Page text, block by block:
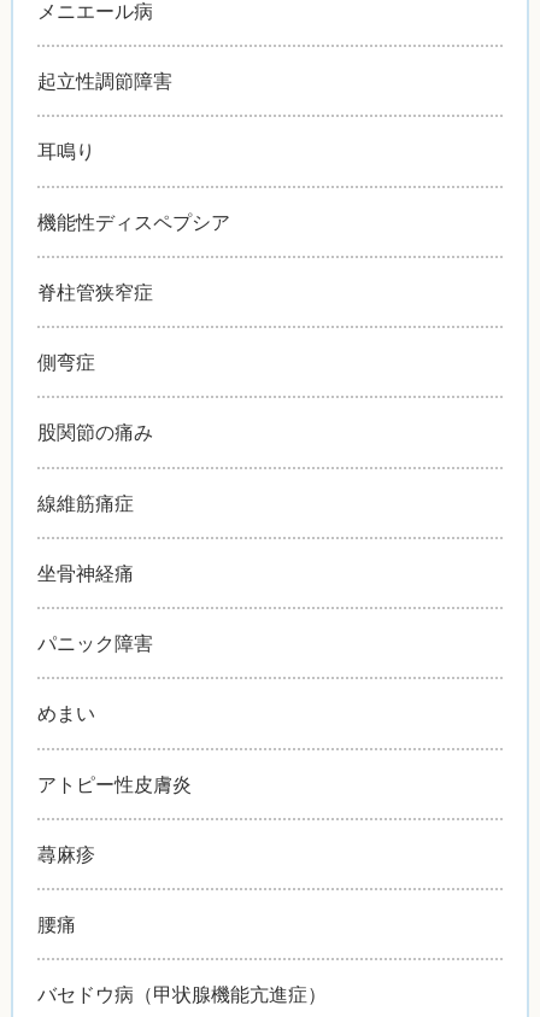
メニエール病
起立性調節障害
耳鳴り
機能性ディスペプシア
脊柱管狭窄症
側弯症
股関節の痛み
線維筋痛症
坐骨神経痛
パニック障害
めまい
アトピー性皮膚炎
蕁麻疹
腰痛
バセドウ病（甲状腺機能亢進症）